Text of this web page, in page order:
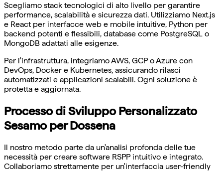
Scegliamo stack tecnologici di alto livello per garantire
performance, scalabilità e sicurezza dati. Utilizziamo Next.js
e React per interfacce web e mobile intuitive, Python per
backend potenti e flessibili, database come PostgreSQL o
MongoDB adattati alle esigenze.
Per l'infrastruttura, integriamo AWS, GCP o Azure con
DevOps, Docker e Kubernetes, assicurando rilasci
automatizzati e applicazioni scalabili. Ogni soluzione è
protetta e aggiornata.
Processo di Sviluppo Personalizzato
Sesamo per Dossena
Il nostro metodo parte da un'analisi profonda delle tue
necessità per creare software RSPP intuitivo e integrato.
Collaboriamo strettamente per un'interfaccia user-friendly